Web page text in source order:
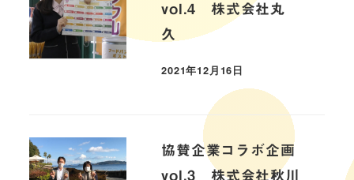
vol.4 株式会社丸
久
2021年12月16日
協賛企業コラボ企画
vol.3 株式会社秋川